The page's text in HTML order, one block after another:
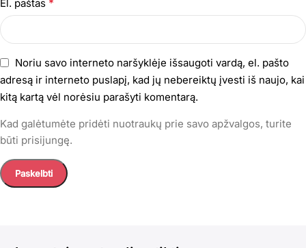
El. paštas
Noriu savo interneto naršyklėje išsaugoti vardą, el. pašto
adresą ir interneto puslapį, kad jų nebereiktų įvesti iš naujo, kai
kitą kartą vėl norėsiu parašyti komentarą.
Kad galėtumėte pridėti nuotraukų prie savo apžvalgos, turite
būti prisijungę.